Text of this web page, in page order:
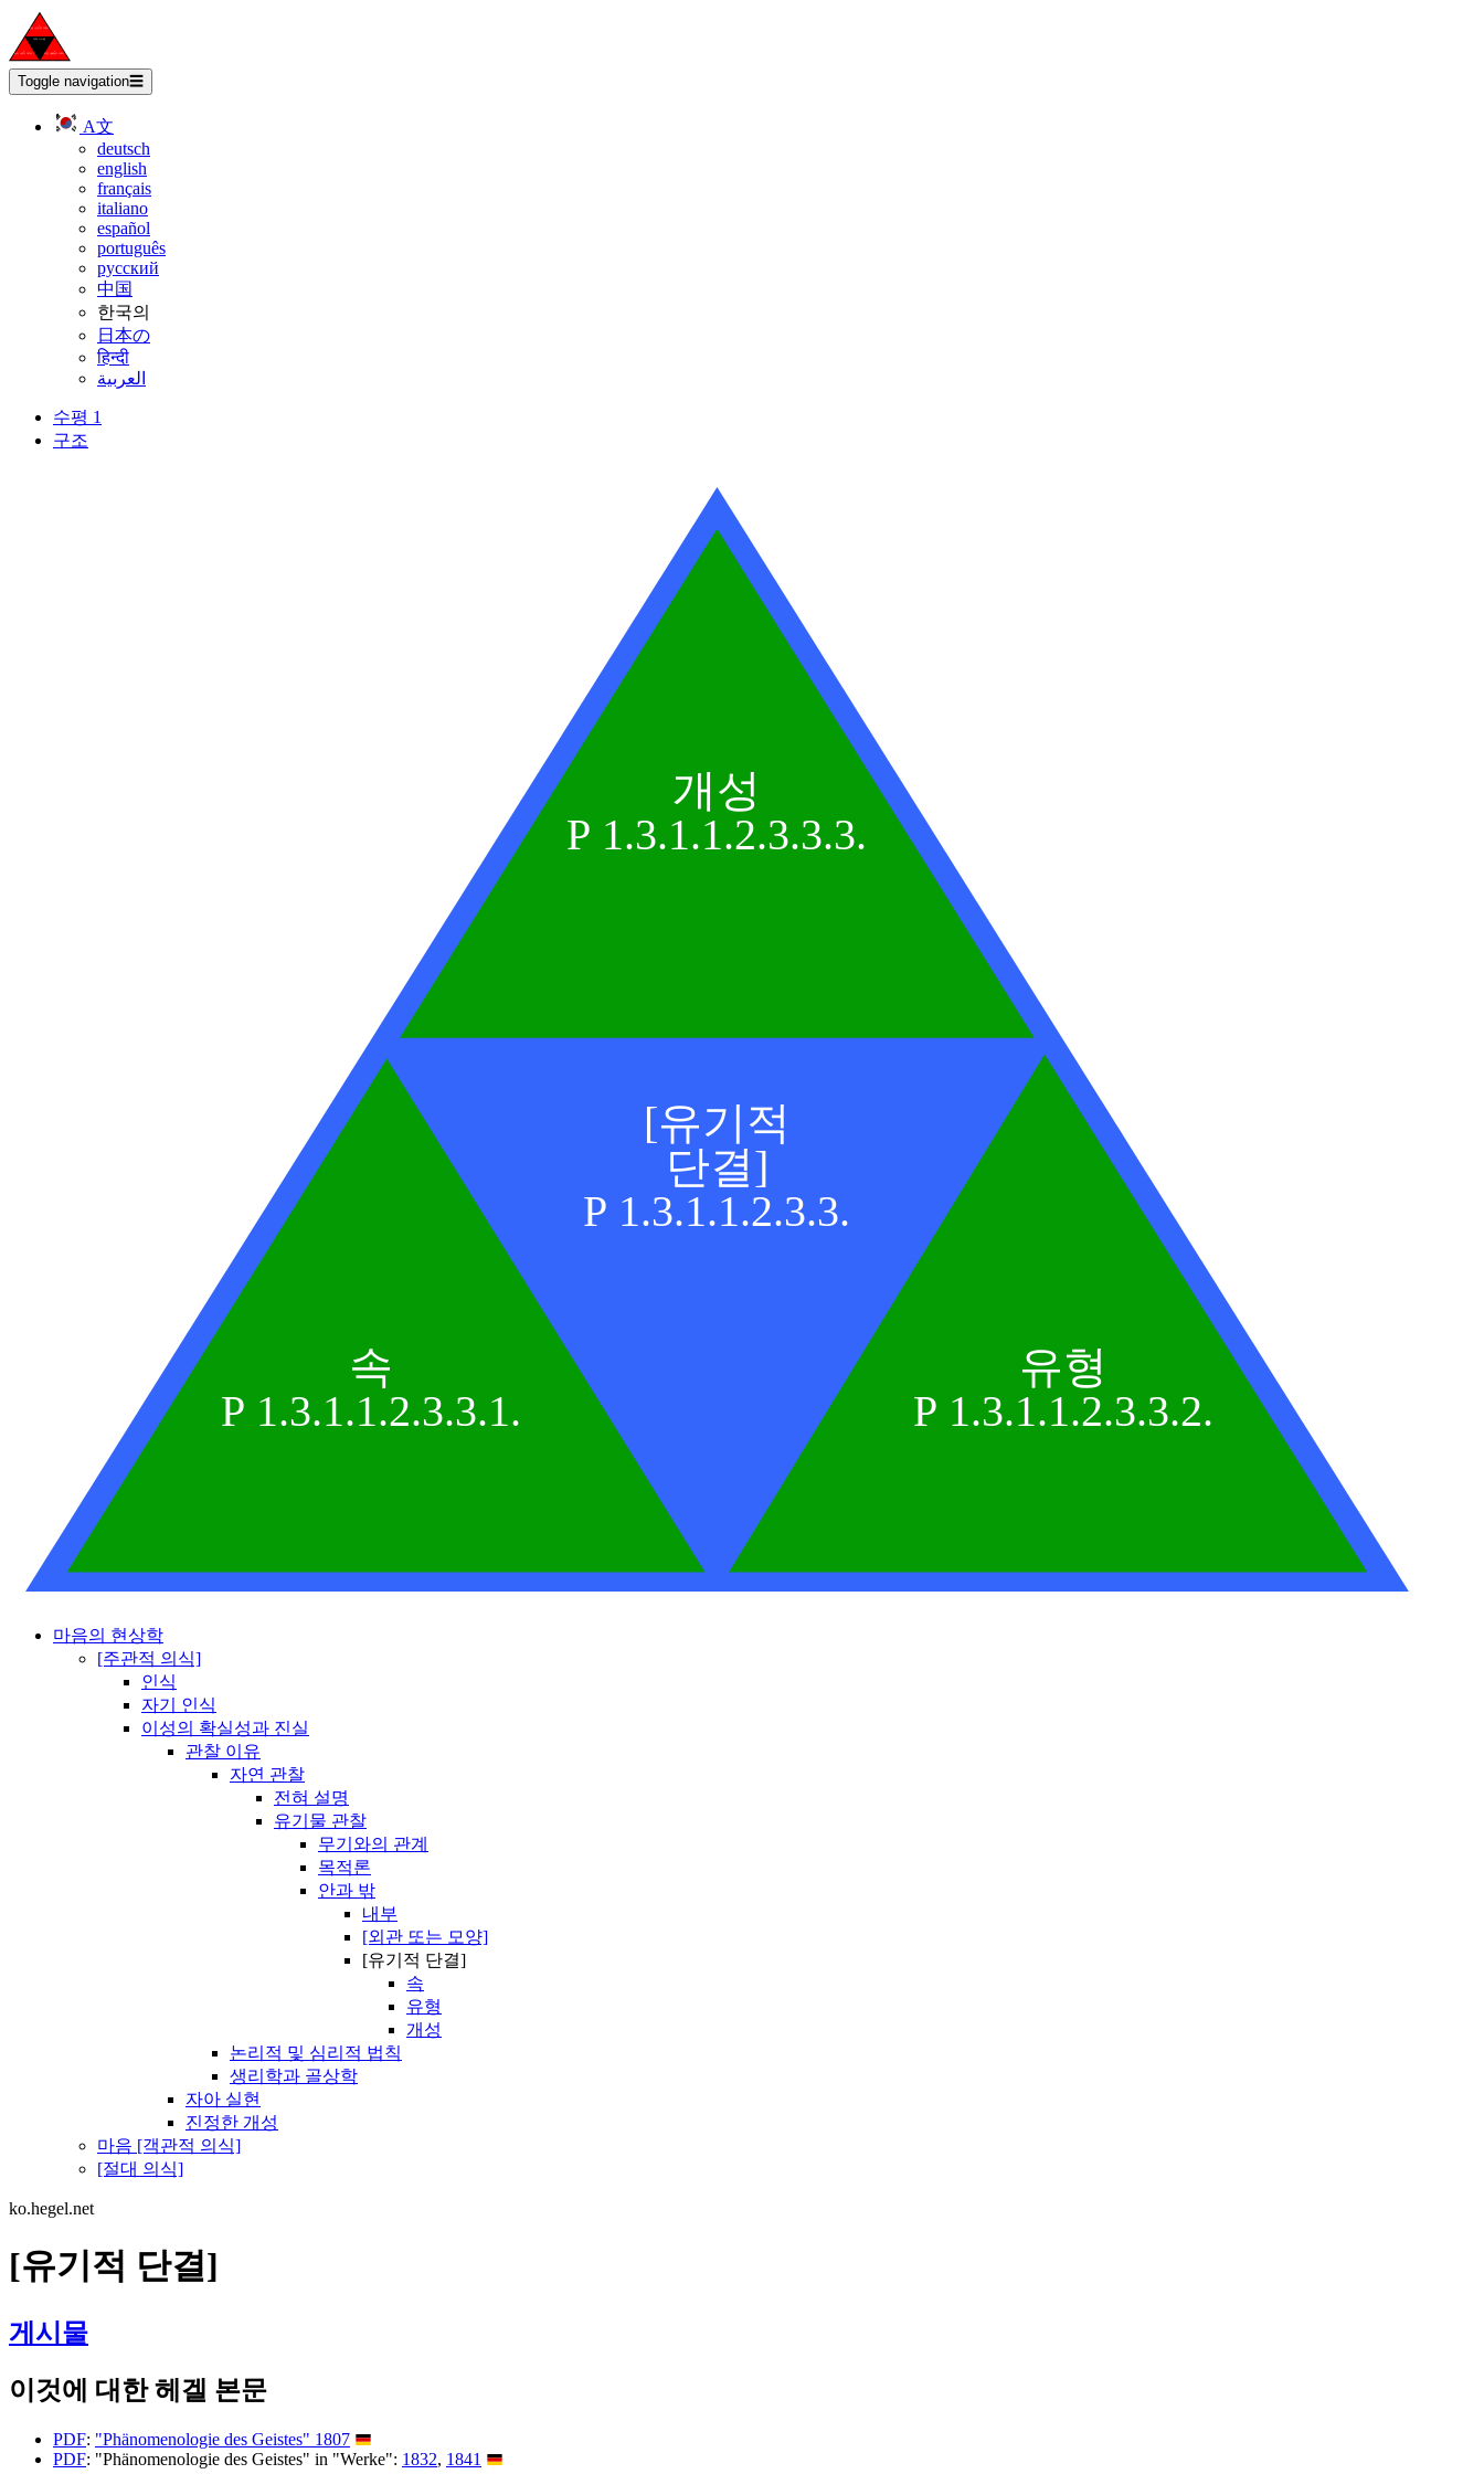
Toggle navigation☰
A文
deutsch
english
français
italiano
español
português
русский
中国
한국의
日本の
हिन्दी
العربية
수평 1
구조
[유기적
단결]
P 1.3.1.1.2.3.3.
속
P 1.3.1.1.2.3.3.1.
유형
P 1.3.1.1.2.3.3.2.
개성
P 1.3.1.1.2.3.3.3.
마음의 현상학
[주관적 의식]
인식
자기 인식
이성의 확실성과 진실
관찰 이유
자연 관찰
전혀 설명
유기물 관찰
무기와의 관계
목적론
안과 밖
내부
[외관 또는 모양]
[유기적 단결]
속
유형
개성
논리적 및 심리적 법칙
생리학과 골상학
자아 실현
진정한 개성
마음 [객관적 의식]
[절대 의식]
ko.hegel.net
[유기적 단결]
게시물
이것에 대한 헤겔 본문
PDF: "Phänomenologie des Geistes" 1807
PDF: "Phänomenologie des Geistes" in "Werke": 1832, 1841